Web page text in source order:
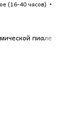
(16-40 часов)